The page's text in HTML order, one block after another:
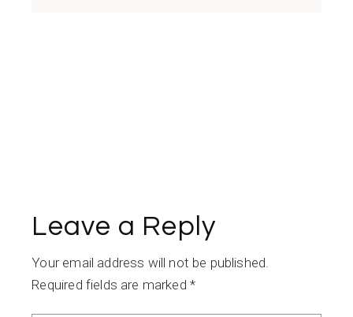
Leave a Reply
Your email address will not be published.
Required fields are marked *